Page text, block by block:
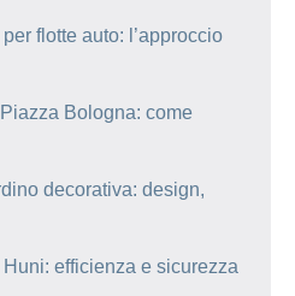
flotte auto: l’approccio
Bologna: come
decorativa: design,
efficienza e sicurezza